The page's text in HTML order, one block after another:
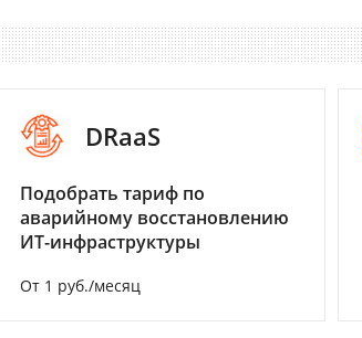
DRaaS
Подобрать тариф по
аварийному восстановлению
ИТ-инфраструктуры
От 1 руб./месяц